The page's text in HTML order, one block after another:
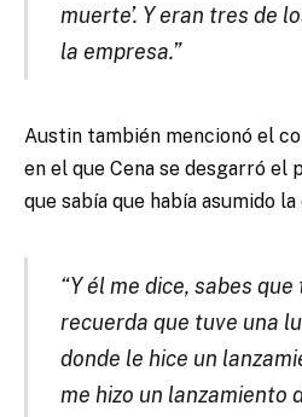
muerte’. Y eran tres de
la empresa.”
Austin también mencionó el
en el que Cena se desgarró el
que sabía que había asumido
“Y él me dice, sabes
recuerda que tuve una
donde le hice un
me hizo un lanzamiento